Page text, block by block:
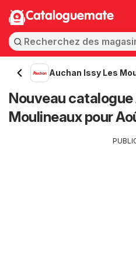
Cataloguemate
Auchan Issy Les
Nouveau catalogue
Moulineaux pour